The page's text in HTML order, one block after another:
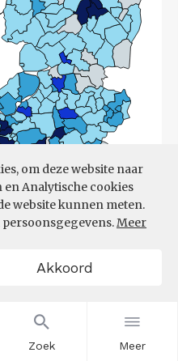
Zoek Meer
om deze website naar
Analytische cookies
website kunnen meten.
Meer
Akkoord
Bron:CBS (17-03-2026)